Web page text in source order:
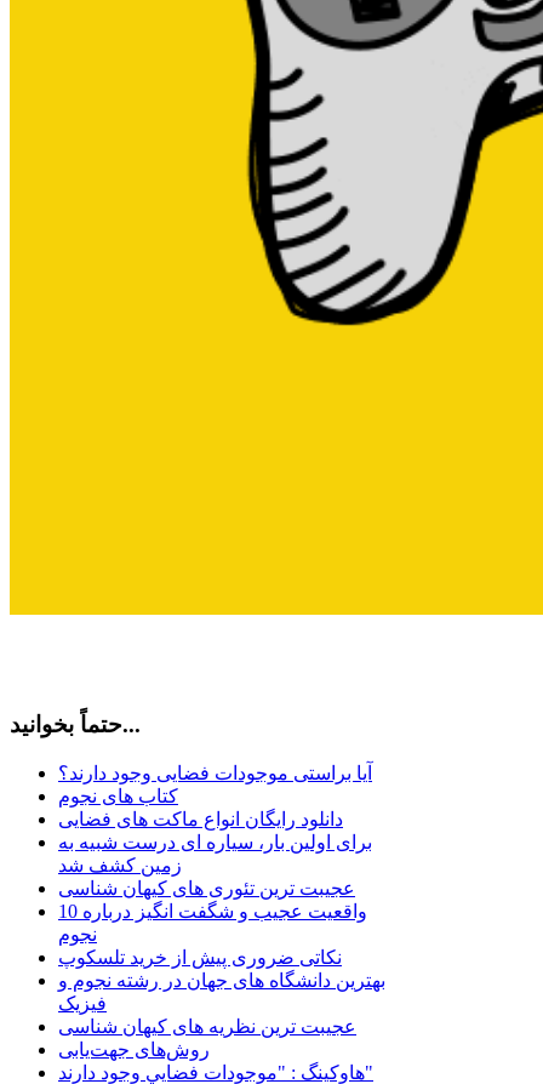
حتماً بخوانید...
آیا براستی موجودات فضایی وجود دارند؟
کتاب های نجوم
دانلود رایگان انواع ماکت های فضایی
برای اولین بار، سیاره ای درست شبیه به
زمین کشف شد
عجیبت ترین تئوری های کیهان شناسی
10 واقعیت عجیب و شگفت انگیز درباره
نجوم
نکاتی ضروری پیش از خرید تلسکوپ
بهترین دانشگاه های جهان در رشته نجوم و
فیزیک
عجیبت ترین نظریه های کیهان شناسی
روش‌های جهت‌یابی
هاوكينگ : "موجودات فضايي وجود دارند"